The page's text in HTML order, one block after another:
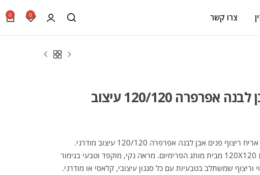
צרו קשר 0
0
אריח ריצוף פנים אבן לבנה אפרפרה 120/120 עיצוב
הכירו את הקולקציה היוקרתית של אריח ריצוף פנים אבן לבנה אפרפרה 120/120 עיצוב מודרני.
אריח איכותי במיוחד המגיע במידות 120X120 מבית מותג הפרימיום. מראה נקי, מוקפד וטבעי בגימור
וריצוף שמשתלב בטבעיות עם כל סגנון עיצובי, קלאסי או מודרני.